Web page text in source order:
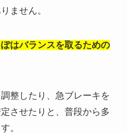
ません。
はバランスを取るための
整したり、急ブレーキを
させたりと、普段から多
。